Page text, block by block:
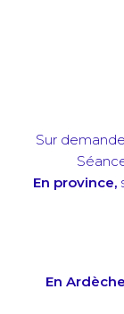
Sur
En province,
En